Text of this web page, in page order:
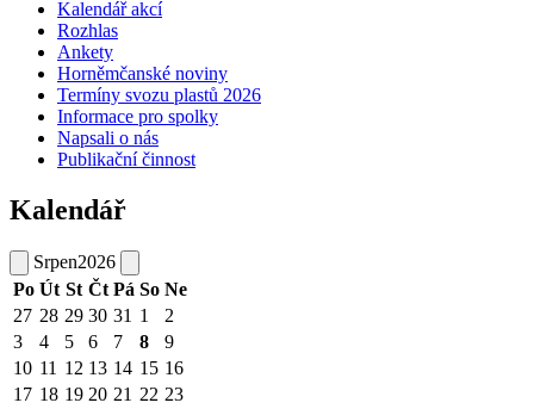
Kalendář akcí
Rozhlas
Ankety
Horněmčanské noviny
Termíny svozu plastů 2026
Informace pro spolky
Napsali o nás
Publikační činnost
Kalendář
Srpen2026
Po Út St Čt Pá So Ne
27 28 29 30 31 1
2
3
4 5 6 7 8
9
10 11 12 13 14 15 16
17 18 19 20 21 22 23